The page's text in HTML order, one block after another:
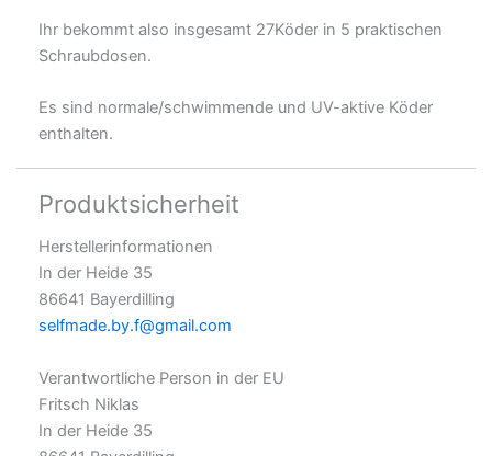
Ihr bekommt also insgesamt 27Köder in 5 praktischen
Schraubdosen.
Es sind normale/schwimmende und UV-aktive Köder
enthalten.
Produktsicherheit
Herstellerinformationen
In der Heide 35
86641 Bayerdilling
selfmade.by.f@gmail.com
Verantwortliche Person in der EU
Fritsch Niklas
In der Heide 35